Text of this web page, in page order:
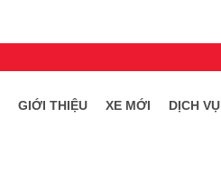
GIỚI THIỆU XE MỚI DỊCH VỤ